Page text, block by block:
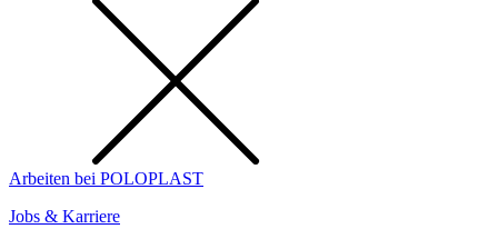
Arbeiten bei POLOPLAST
Jobs & Karriere